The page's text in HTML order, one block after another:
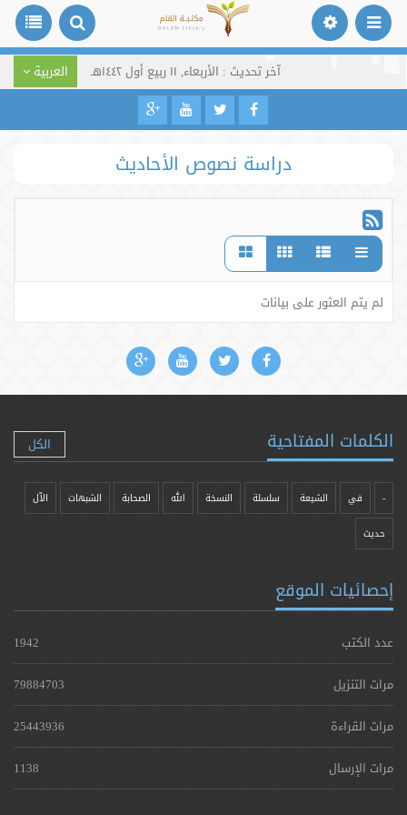
آخر تحديث : الأربعاء, ١١ ربيع أول ١٤٤٢هـ العربية
دراسة نصوص الأحاديث
لم يتم العثور على بيانات
الكلمات المفتاحية الكل
- في الشيعة سلسلة النسخة الله الصحابة الشبهات الآل
حدیث
إحصائيات الموقع
عدد الكتب
1942
مرات التنزيل
79884703
مرات القراءة
25443936
مرات الإرسال
1138